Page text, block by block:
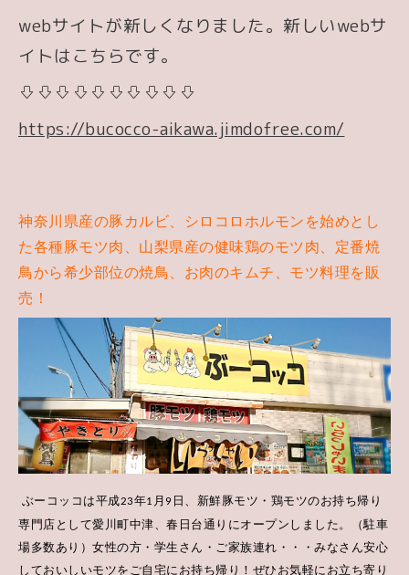
webサイトが新しくなりました。新しいwebサ
イトはこちらです。
⇩⇩⇩⇩⇩⇩⇩⇩⇩⇩
https://bucocco-aikawa.jimdofree.com/
神奈川県産の豚カルビ、シロコロホルモンを始めとし
た各種豚モツ肉、山梨県産の健味鶏のモツ肉、定番焼
鳥から希少部位の焼鳥、お肉のキムチ、モツ料理を販
売！
ぶーコッコは平成23年1 月 9 日、新鮮豚モツ・鶏モツのお持ち帰り
専門店として愛川町中津、春日台通りにオープンしました。（駐車
場多数あり）女性の方・学生さん・ご家族連れ・・・みなさん安心
しておいしいモツをご自宅にお持ち帰り！ぜひお気軽にお立ち寄り